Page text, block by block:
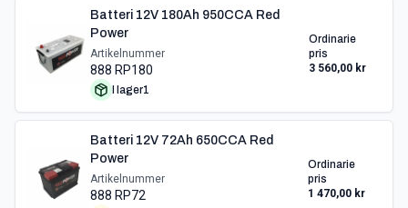
Batteri 12V 180Ah 950CCA Red
Power
Artikelnummer
888 RP180
I lager1
Ordinarie
pris
3 560,00 kr
Batteri 12V 72Ah 650CCA Red
Power
Artikelnummer
888 RP72
Ordinarie
pris
1 470,00 kr